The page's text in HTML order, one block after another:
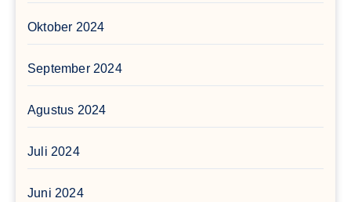
Oktober 2024
September 2024
Agustus 2024
Juli 2024
Juni 2024